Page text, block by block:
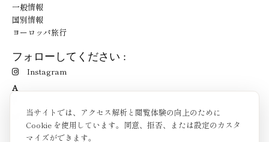
当サイトでは、アクセス解析と閲覧体験の向上のために
Cookie を使用しています。同意、拒否、または設定のカスタ
マイズができます。
一般情報
国別情報
ヨーロッパ旅行
フォローしてください :
Instagram
A